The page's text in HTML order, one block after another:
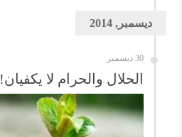
ديسمبر, 2014
30 ديسمبر
الحلال والحرام لا يكفيان!